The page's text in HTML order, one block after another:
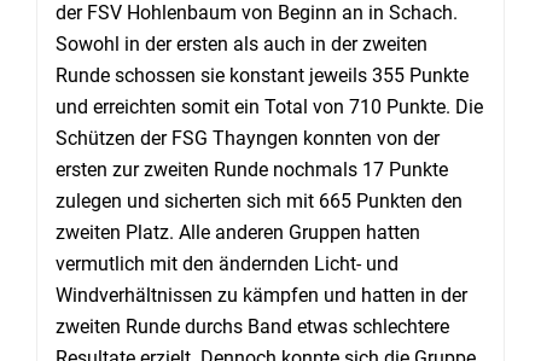
der FSV Hohlenbaum von Beginn an in Schach.
Sowohl in der ersten als auch in der zweiten
Runde schossen sie konstant jeweils 355 Punkte
und erreichten somit ein Total von 710 Punkte. Die
Schützen der FSG Thayngen konnten von der
ersten zur zweiten Runde nochmals 17 Punkte
zulegen und sicherten sich mit 665 Punkten den
zweiten Platz. Alle anderen Gruppen hatten
vermutlich mit den ändernden Licht- und
Windverhältnissen zu kämpfen und hatten in der
zweiten Runde durchs Band etwas schlechtere